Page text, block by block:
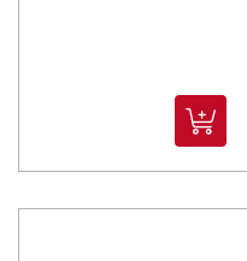
FISCHER (17)
FLEXMOB (487)